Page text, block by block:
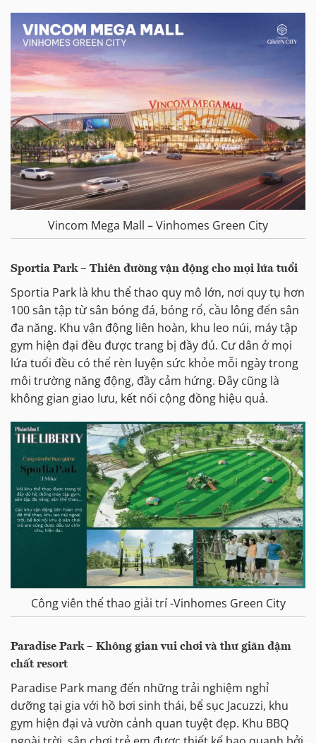
Vincom Mega Mall – Vinhomes Green City
Sportia Park – Thiên đường vận động cho mọi lứa tuổi
Sportia Park là khu thể thao quy mô lớn, nơi quy tụ hơn
100 sân tập từ sân bóng đá, bóng rổ, cầu lông đến sân
đa năng. Khu vận động liên hoàn, khu leo núi, máy tập
gym hiện đại đều được trang bị đầy đủ. Cư dân ở mọi
lứa tuổi đều có thể rèn luyện sức khỏe mỗi ngày trong
môi trường năng động, đầy cảm hứng. Đây cũng là
không gian giao lưu, kết nối cộng đồng hiệu quả.
Công viên thể thao giải trí -Vinhomes Green City
Paradise Park – Không gian vui chơi và thư giãn đậm
chất resort
Paradise Park mang đến những trải nghiệm nghỉ
dưỡng tại gia với hồ bơi sinh thái, bể sục Jacuzzi, khu
gym hiện đại và vườn cảnh quan tuyệt đẹp. Khu BBQ